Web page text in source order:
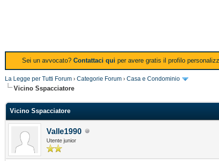
Sei un avvocato? Contattaci qui per avere gratis il profilo
La Legge per Tutti Forum › Categorie Forum › Casa e Condominio
Vicino Sspacciatore
Vicino Sspacciatore
Valle1990
Utente junior